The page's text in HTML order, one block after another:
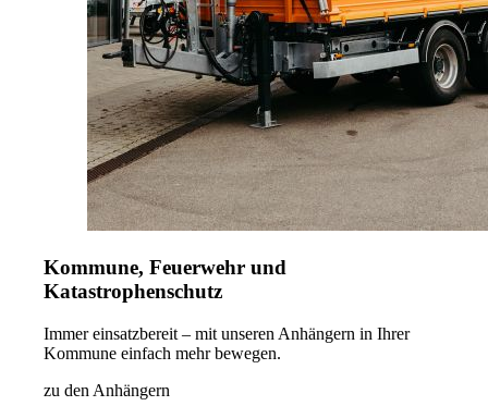
Kommune, Feuerwehr und
Katastrophenschutz
Immer einsatzbereit – mit unseren Anhängern in Ihrer
Kommune einfach mehr bewegen.
zu den Anhängern